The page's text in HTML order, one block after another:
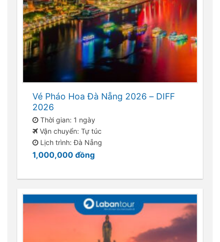
Vé Pháo Hoa Đà Nẵng 2026 – DIFF
2026
Thời gian: 1 ngày
Vận chuyển: Tự túc
Lịch trình: Đà Nẵng
1,000,000đồng